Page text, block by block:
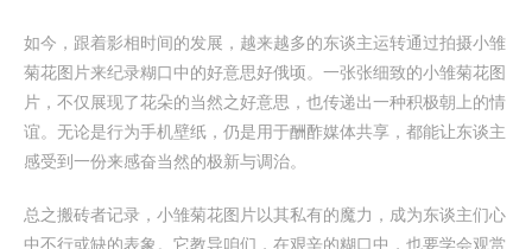
如今，跟着影相时间的发展，越来越多的东谈主运转通过拍摄小雏
菊花图片来纪录糊口中的好意思好俄顷。一张张细致的小雏菊花图
片，不仅展现了花朵的当然之好意思，也传递出一种积极朝上的情
谊。无论是行为手机壁纸，仍是用于酬酢媒体共享，都能让东谈主
感受到一份来感奋当然的极新与调治。
总之搬砖者记录，小雏菊花图片以其私有的魔力，成为东谈主们心
中不行或缺的表象。它教导咱们，在艰辛的糊口中，也要学会观赏